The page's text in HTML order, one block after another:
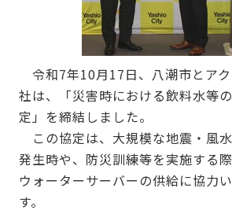
令和7年10月17日、八潮市とア
社は、「災害時における飲料水等
定」を締結しました。
この協定は、大規模な地震・風
発生時や、防災訓練等を実施する
ウォーターサーバーの供給に協力
す。